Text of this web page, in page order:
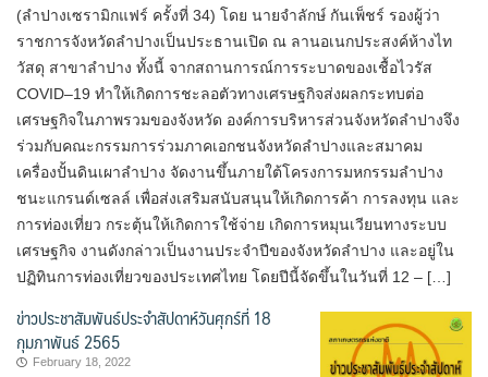
(ลำปางเซรามิกแฟร์ ครั้งที่ 34) โดย นายจำลักษ์ กันเพ็ชร์ รองผู้ว่า
ราชการจังหวัดลำปางเป็นประธานเปิด ณ ลานอเนกประสงค์ห้างไท
วัสดุ สาขาลำปาง ทั้งนี้ จากสถานการณ์การระบาดของเชื้อไวรัส
COVID–19 ทำให้เกิดการชะลอตัวทางเศรษฐกิจส่งผลกระทบต่อ
เศรษฐกิจในภาพรวมของจังหวัด องค์การบริหารส่วนจังหวัดลำปางจึง
ร่วมกับคณะกรรมการร่วมภาคเอกชนจังหวัดลำปางและสมาคม
เครื่องปั้นดินเผาลำปาง จัดงานขึ้นภายใต้โครงการมหกรรมลำปาง
ชนะแกรนด์เซลล์ เพื่อส่งเสริมสนับสนุนให้เกิดการค้า การลงทุน และ
การท่องเที่ยว กระตุ้นให้เกิดการใช้จ่าย เกิดการหมุนเวียนทางระบบ
เศรษฐกิจ งานดังกล่าวเป็นงานประจำปีของจังหวัดลำปาง และอยู่ใน
ปฏิทินการท่องเที่ยวของประเทศไทย โดยปีนี้จัดขึ้นในวันที่ 12 – […]
ข่าวประชาสัมพันธ์ประจำสัปดาห์วันศุกร์ที่ 18
กุมภาพันธ์ 2565
February 18, 2022